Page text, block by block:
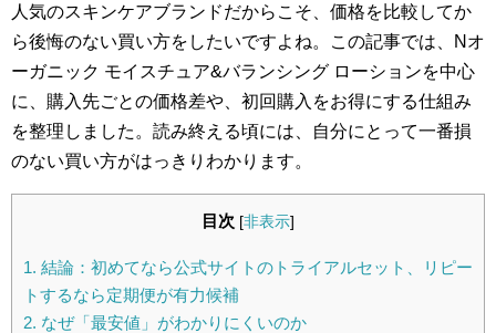
人気のスキンケアブランドだからこそ、価格を比較してか
ら後悔のない買い方をしたいですよね。この記事では、Nオ
ーガニック モイスチュア&バランシング ローションを中心
に、購入先ごとの価格差や、初回購入をお得にする仕組み
を整理しました。読み終える頃には、自分にとって一番損
のない買い方がはっきりわかります。
目次 [非表示]
1. 結論：初めてなら公式サイトのトライアルセット、リピー
トするなら定期便が有力候補
2. なぜ「最安値」がわかりにくいのか